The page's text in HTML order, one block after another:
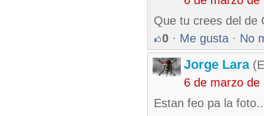
Que tu crees del de
0 · Me gusta · No
Jorge Lara
6 de marzo de
Estan feo pa la foto..